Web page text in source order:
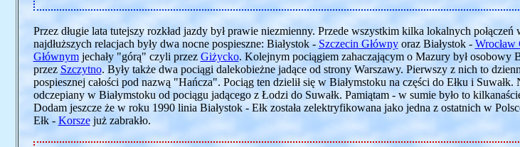
Przez długie lata tutejszy rozkład jazdy był prawie niezmienny. Przede wszystkim kilka lokalnych
najdłuższych relacjach były dwa nocne pospieszne: Białystok - Szczecin Głównyoraz Białystok - Wrocław
Głównymjechały "górą" czyli przez Giżycko. Kolejnym pociągiem zahaczającym o Mazury był osobowy
przez Szczytno. Były także dwa pociągi dalekobieżne jadące od strony Warszawy. Pierwszy z nich to
pospiesznej całości pod nazwą "Hańcza". Pociąg ten dzielił się w Białymstoku na części do Ełku i
odczepiany w Białymstoku od pociągu jadącego z Łodzi do Suwałk. Pamiątam - w sumie było to
Dodam jeszcze że w roku 1990 linia Białystok - Ełk została zelektryfikowana jako jedna z ostatnich w
Ełk - Korszejuż zabrakło.